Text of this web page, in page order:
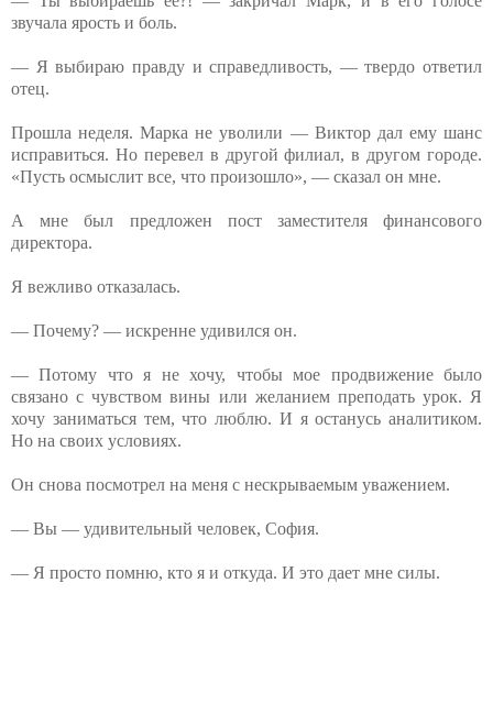
звучала ярость и боль.
— Я выбираю правду и справедливость, — твердо ответил
отец.
Прошла неделя. Марка не уволили — Виктор дал ему шанс
исправиться. Но перевел в другой филиал, в другом городе.
«Пусть осмыслит все, что произошло», — сказал он мне.
А мне был предложен пост заместителя финансового
директора.
Я вежливо отказалась.
— Почему? — искренне удивился он.
— Потому что я не хочу, чтобы мое продвижение было
связано с чувством вины или желанием преподать урок. Я
хочу заниматься тем, что люблю. И я останусь аналитиком.
Но на своих условиях.
Он снова посмотрел на меня с нескрываемым уважением.
— Вы — удивительный человек, София.
— Я просто помню, кто я и откуда. И это дает мне силы.